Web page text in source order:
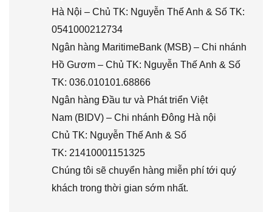
Hà Nội – Chủ TK: Nguyễn Thế Anh & Số TK:
0541000212734
Ngân hàng MaritimeBank (MSB) – Chi nhánh
Hồ Gươm – Chủ TK: Nguyễn Thế Anh & Số
TK: 036.010101.68866
Ngân hàng Đầu tư và Phát triển Việt
Nam (BIDV) – Chi nhánh Đông Hà nội
Chủ TK: Nguyễn Thế Anh & Số
TK: 21410001151325
Chúng tôi sẽ chuyển hàng miễn phí tới quý
khách trong thời gian sớm nhất.